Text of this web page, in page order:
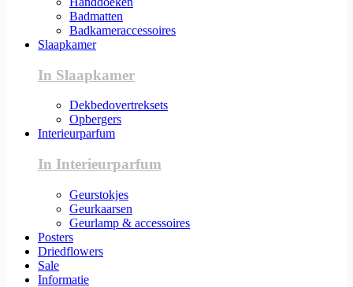
Badmatten
Badkameraccessoires
Slaapkamer
In Slaapkamer
Dekbedovertreksets
Opbergers
Interieurparfum
In Interieurparfum
Geurstokjes
Geurkaarsen
Geurlamp & accessoires
Posters
Driedflowers
Sale
Informatie